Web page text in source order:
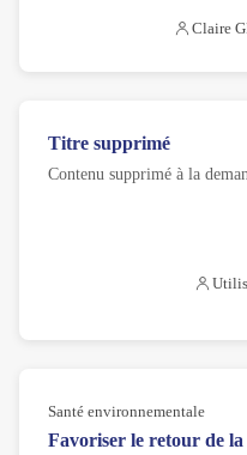
Claire
Titre supprimé
Contenu supprimé à la
Santé environnementale
Favoriser le retour de